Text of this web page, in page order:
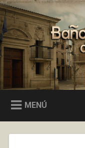
Saltar
al
contenido
Buscar
Baños de
MENÚ